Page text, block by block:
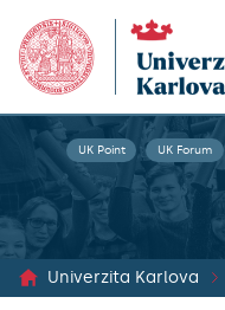
UK Point UK Forum
Univerzita Karlova